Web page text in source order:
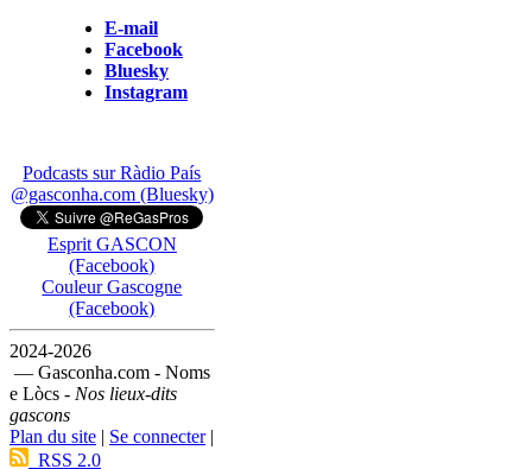
E-mail
Facebook
Bluesky
Instagram
Podcasts sur Ràdio País
@gasconha.com (Bluesky)
Esprit GASCON
(Facebook)
Couleur Gascogne
(Facebook)
2024-2026
— Gasconha.com - Noms
e Lòcs - Nos lieux-dits
gascons
Plan du site | Se connecter|
RSS 2.0